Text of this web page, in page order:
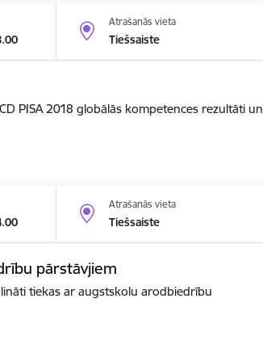
Atrašanās vieta
Tiešsaiste
PISA 2018 globālās kompetences rezultāti un
Atrašanās vieta
Tiešsaiste
pārstāvjiem
tiekas ar augstskolu arodbiedrību